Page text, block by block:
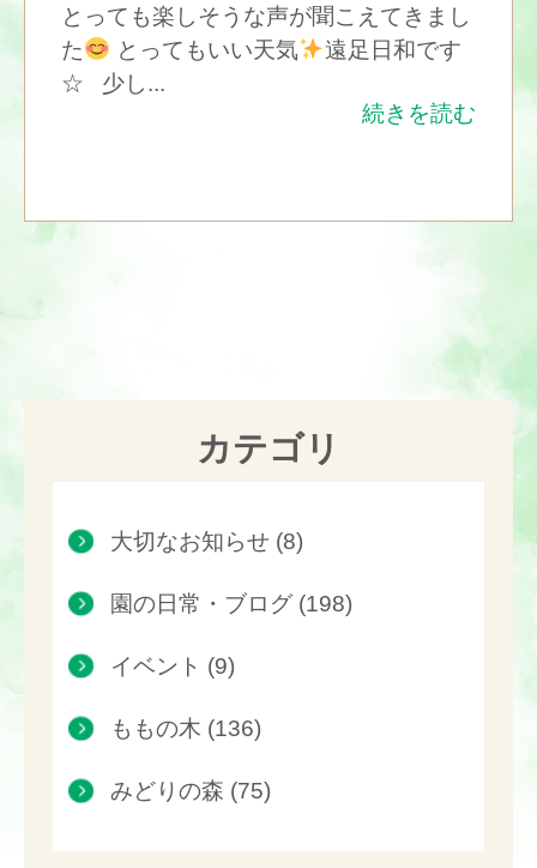
とっても楽しそうな声が聞こえてきまし
た
とってもいい天気
遠足日和です
☆ 少し...
続きを読む
カテゴリ
大切なお知らせ (8)
園の日常・ブログ (198)
イベント (9)
ももの木 (136)
みどりの森 (75)